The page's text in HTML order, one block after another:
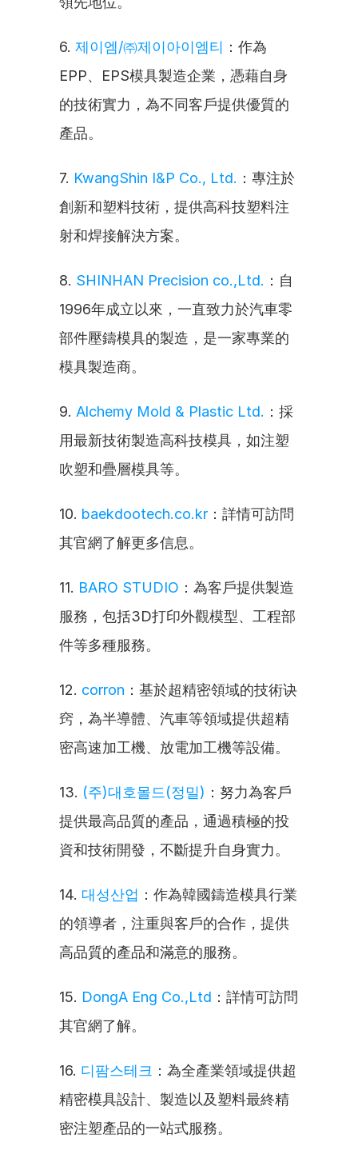
6. 제이엠/㈜제이아이엠티 ：作為
EPP、EPS模具製造企業，憑藉自身
的技術實力，為不同客戶提供優質的
產品。
7. KwangShin I&P Co., Ltd. ：專注於
創新和塑料技術，提供高科技塑料注
射和焊接解決方案。
8. SHINHAN Precision co.,Ltd. ：自
1996年成立以來，一直致力於汽車零
部件壓鑄模具的製造，是一家專業的
模具製造商。
9. Alchemy Mold & Plastic Ltd. ：採
用最新技術製造高科技模具，如注塑
吹塑和疊層模具等。
10. baekdootech.co.kr ：詳情可訪問
其官網了解更多信息。
11. BARO STUDIO ：為客戶提供製造
服務，包括3D打印外觀模型、工程部
件等多種服務。
12. corron ：基於超精密領域的技術诀
窍，為半導體、汽車等領域提供超精
密高速加工機、放電加工機等設備。
13. (주)대호몰드(정밀) ：努力為客戶
提供最高品質的產品，通過積極的投
資和技術開發，不斷提升自身實力。
14. 대성산업 ：作為韓國鑄造模具行業
的領導者，注重與客戶的合作，提供
高品質的產品和滿意的服務。
15. DongA Eng Co.,Ltd ：詳情可訪問
其官網了解。
16. 디팜스테크 ：為全產業領域提供超
精密模具設計、製造以及塑料最終精
密注塑產品的一站式服務。